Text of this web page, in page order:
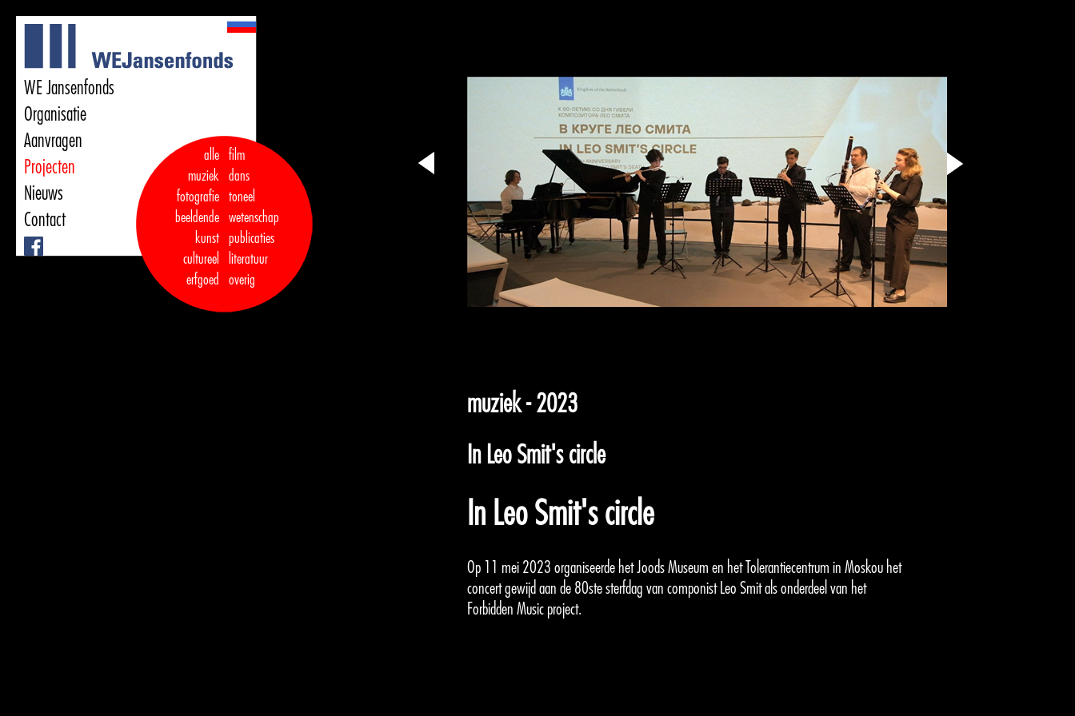
WE Jansenfonds
Organisatie
Aanvragen
Projecten
Nieuws
Contact
alle
muziek
fotografie
beeldende
kunst
cultureel
erfgoed
film
dans
toneel
wetenschap
publicaties
literatuur
overig
muziek - 2023
In Leo Smit's circle
In Leo Smit's circle
Op 11 mei 2023 organiseerde het Joods Museum en het Tolerantiecentrum in Moskou het
concert gewijd aan de 80ste sterfdag van componist Leo Smit als onderdeel van het
Forbidden Music project.